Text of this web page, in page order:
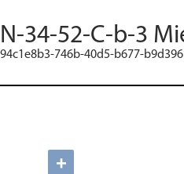
N-34-52-C-b-3
94c1e8b3-746b-40d5-b677-
+